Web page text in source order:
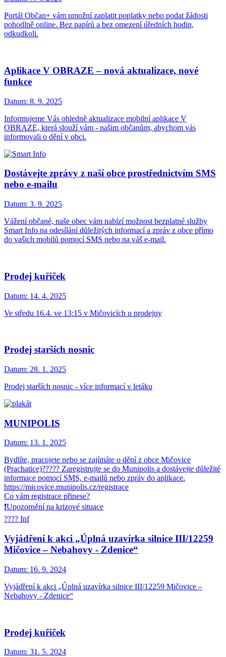
Portál Občan+ vám umožní zaplatit poplatky nebo podat žádosti
pohodlně online. Bez papírů a bez omezení úředních hodin,
odkudkoli.
Aplikace V OBRAZE – nová aktualizace, nové
funkce
Datum: 8. 9. 2025
Informujeme Vás ohledně aktualizace mobilní aplikace V
OBRAZE, která slouží vám - našim občanům, abychom vás
informovali o dění v obci.
Dostávejte zprávy z naší obce prostřednictvím SMS
nebo e-mailu
Datum: 3. 9. 2025
Vážení občané, naše obec vám nabízí možnost bezplatné služby
Smart Info na odesílání důležitých informací a zpráv z obce přímo
do vašich mobilů pomocí SMS nebo na váš e-mail.
Prodej kuřiček
Datum: 14. 4. 2025
Ve středu 16.4. ve 13:15 v Mičovicích u prodejny
Prodej starších nosnic
Datum: 28. 1. 2025
Prodej starších nosnic - více informací v letáku
MUNIPOLIS
Datum: 13. 1. 2025
Bydlíte, pracujete nebo se zajímáte o dění z obce Mičovice
(Prachatice)????? Zaregistrujte se do Munipolis a dostávejte důležité
informace pomocí SMS, e-mailů nebo zpráv do aplikace.
https://micovice.munipolis.cz/registrace
Co vám registrace přinese?
❗Upozornění na krizové situace
???? Inf
Vyjádření k akci „Úplná uzavírka silnice III/12259
Mičovice – Nebahovy - Zdenice“
Datum: 16. 9. 2024
Vyjádření k akci „Úplná uzavírka silnice III/12259 Mičovice –
Nebahovy - Zdenice“
Prodej kuřiček
Datum: 31. 5. 2024